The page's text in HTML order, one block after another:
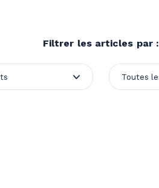
Filtrer les articles par :